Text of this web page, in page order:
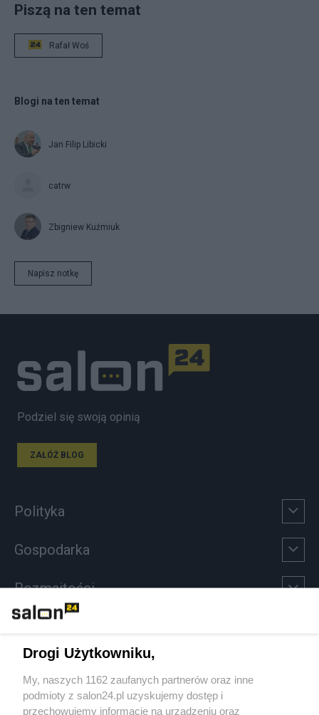
Piszą na ten temat
Rafał Woś
Blogi na ten temat
Jan Filip Libicki
catrw
Zbigniew Kuźmiuk
Napisz notkę
Podziel się swoją opinią
ZAŁÓŻ BLOG
Polityka
Gospodarka
Rozmaitości
Sport
Społeczeństwo
Drogi Użytkowniku,
My, naszych 1162 zaufanych partnerów oraz inne
podmioty z salon24.pl uzyskujemy dostęp i
przechowujemy informacje na urządzeniu oraz